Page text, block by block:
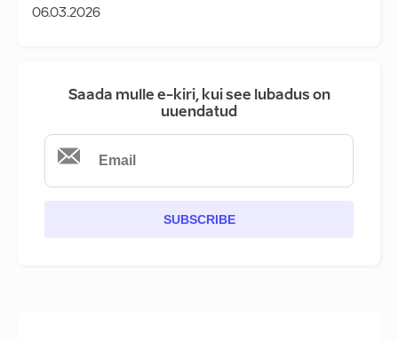
06.03.2026
Saada mulle e-kiri, kui see lubadus on
uuendatud
SUBSCRIBE